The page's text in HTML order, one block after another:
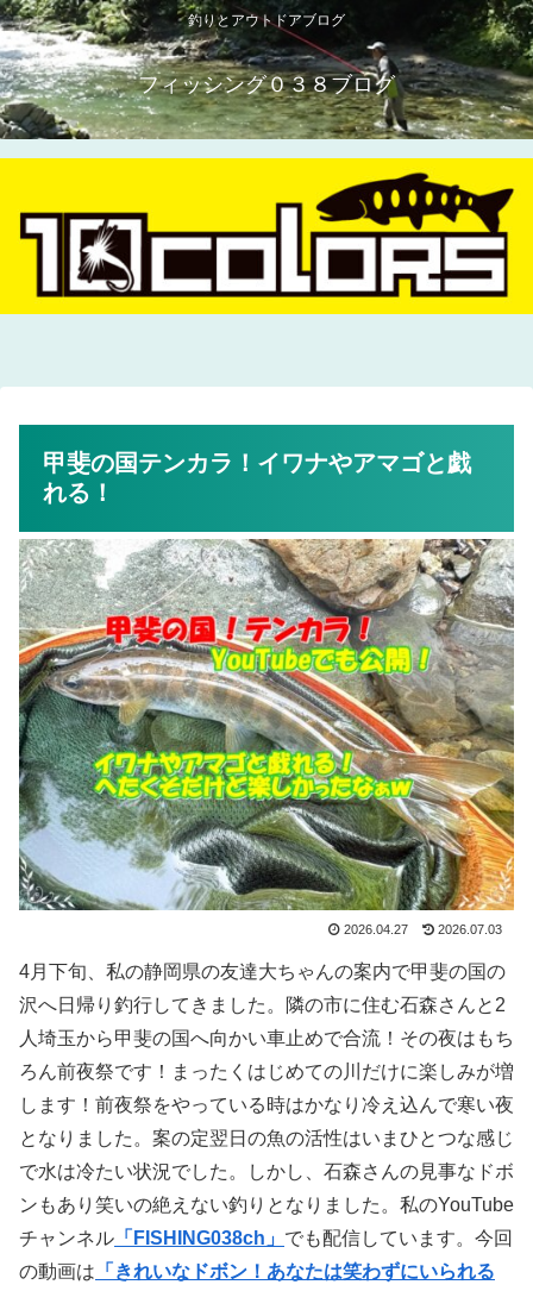
釣りとアウトドアブログ
フィッシング０３８ブログ
甲斐の国テンカラ！イワナやアマゴと戯
れる！
2026.04.27 2026.07.03
4月下旬、私の静岡県の友達大ちゃんの案内で甲斐の国の
沢へ日帰り釣行してきました。隣の市に住む石森さんと2
人埼玉から甲斐の国へ向かい車止めで合流！その夜はもち
ろん前夜祭です！まったくはじめての川だけに楽しみが増
します！前夜祭をやっている時はかなり冷え込んで寒い夜
となりました。案の定翌日の魚の活性はいまひとつな感じ
で水は冷たい状況でした。しかし、石森さんの見事なドボ
ンもあり笑いの絶えない釣りとなりました。私のYouTube
チャンネル 「FISHING038ch」 でも配信しています。今回
の動画は 「きれいなドボン！あなたは笑わずにいられる